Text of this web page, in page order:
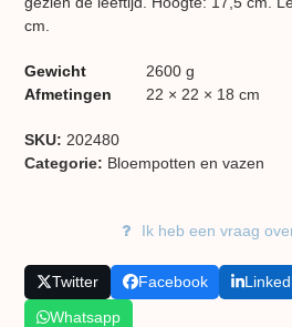
cm.
Gewicht
2600 g
Afmetingen
22 × 22 × 18 cm
SKU: 202480
Categorie: Bloempotten en vazen
Ik heb een vraag
Twitter Facebook
Whatsapp